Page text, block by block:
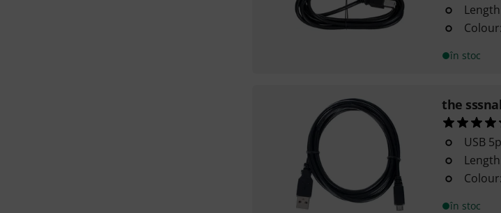
în stoc
the
USB
în stoc